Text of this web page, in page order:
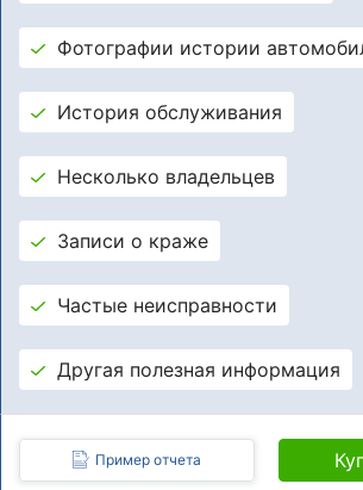
Фотографии истории
История обслуживания
Несколько владельцев
Записи о краже
Частые неисправности
Другая полезная информация
Пример отчета